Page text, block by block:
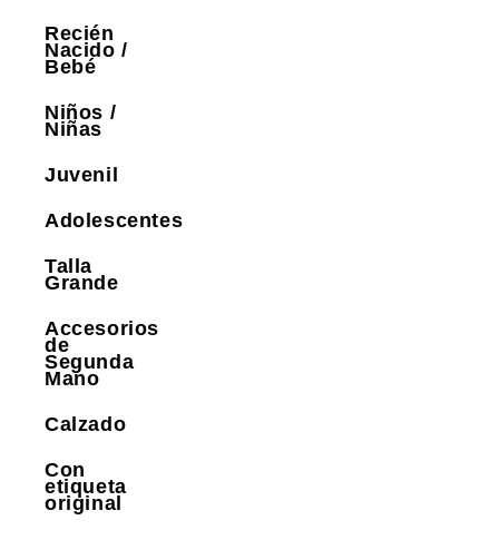
Recién
Nacido /
Bebé
Niños /
Niñas
Juvenil
Adolescentes
Talla
Grande
Accesorios
de
Segunda
Mano
Calzado
Con
etiqueta
original